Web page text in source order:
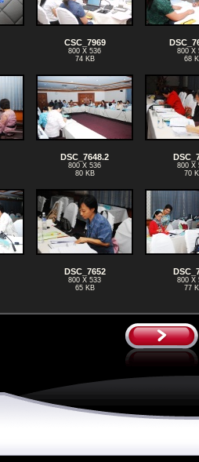
CSC_7969
800 X 536
74 KB
800 X
68
DSC_7648.2
800 X 536
80 KB
800 X
70
DSC_7652
800 X 533
65 KB
800 X
77